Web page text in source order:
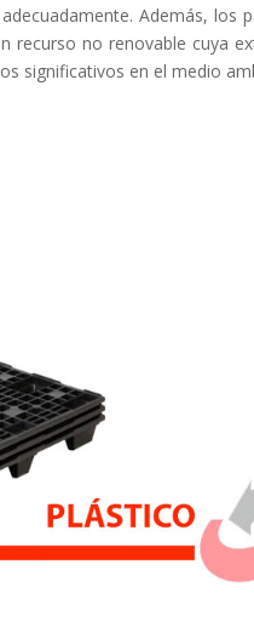
Además, los
recurso no renovable cuya
significativos en el medio